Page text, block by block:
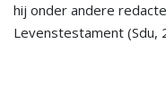
hij onder andere
Levenstestament (Sdu,